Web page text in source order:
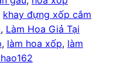
khay đựng xốp cắm
, Làm Hoa Giả Tại
, làm hoa xốp, làm